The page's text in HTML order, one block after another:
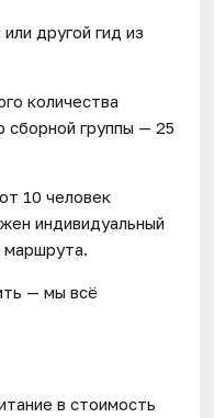
другой гид из
количества
сборной группы — 25
10 человек
индивидуальный
— мы всё
в стоимость